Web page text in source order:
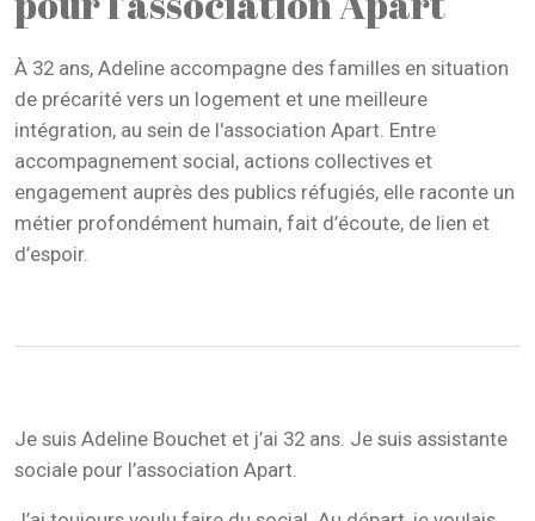
À 32 ans, Adeline accompagne des familles en situation
de précarité vers un logement et une meilleure
intégration, au sein de l'association Apart. Entre
accompagnement social, actions collectives et
engagement auprès des publics réfugiés, elle raconte un
métier profondément humain, fait d’écoute, de lien et
d’espoir.
Je suis Adeline Bouchet et j’ai 32 ans. Je suis assistante
sociale pour l’association Apart.